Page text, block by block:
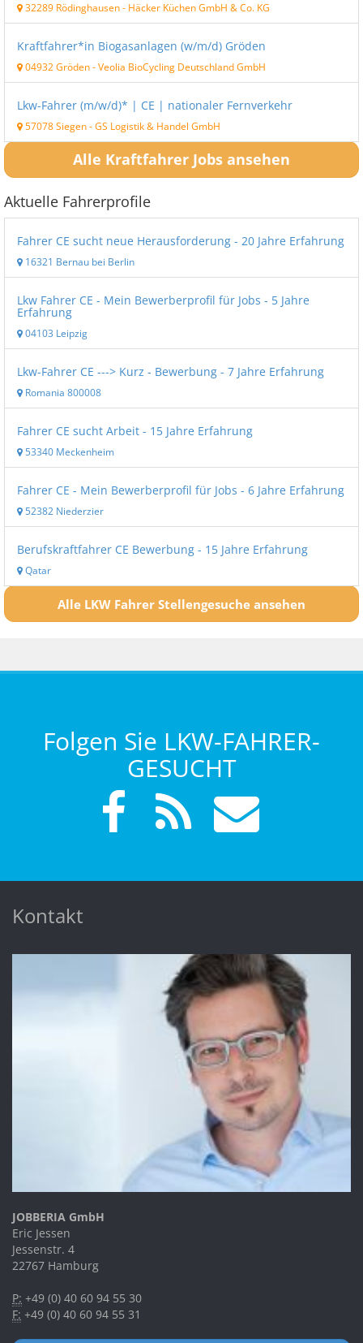
32289 Rödinghausen- Häcker Küchen GmbH & Co. KG
Kraftfahrer*in Biogasanlagen (w/m/d) Gröden
04932 Gröden-Veolia BioCycling Deutschland GmbH
Lkw-Fahrer (m/w/d)* | CE | nationaler Fernverkehr
57078 Siegen-GS Logistik & Handel GmbH
Alle Kraftfahrer Jobs ansehen
Aktuelle Fahrerprofile
Fahrer CE sucht neue Herausforderung - 20 Jahre Erfahrung
16321 Bernau bei Berlin
Lkw Fahrer CE - Mein Bewerberprofil für Jobs - 5 Jahre
Erfahrung
04103 Leipzig
Lkw-Fahrer CE ---> Kurz - Bewerbung - 7 Jahre Erfahrung
Romania 800008
Fahrer CE sucht Arbeit - 15 Jahre Erfahrung
53340 Meckenheim
Fahrer CE - Mein Bewerberprofil für Jobs - 6 Jahre Erfahrung
52382 Niederzier
Berufskraftfahrer CE Bewerbung - 15 Jahre Erfahrung
Qatar
Alle LKW Fahrer Stellengesuche ansehen
Folgen Sie LKW-FAHRER-
GESUCHT
Kontakt
JOBBERIA GmbH
Eric Jessen
Jessenstr. 4
22767 Hamburg
P: +49 (0) 40 60 94 55 30
F: +49 (0) 40 60 94 55 31